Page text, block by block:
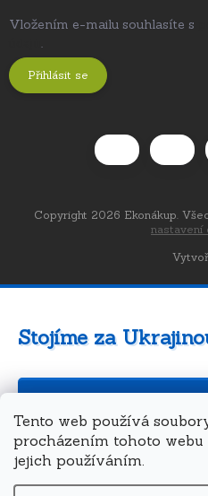
Tento web používá
procházením tohoto webu
jejich používáním.
Vložením e-mailu souhlasíte s
.
Přihlásit se
Copyright 2026 Ekonákup.
nastavení
Stojíme za